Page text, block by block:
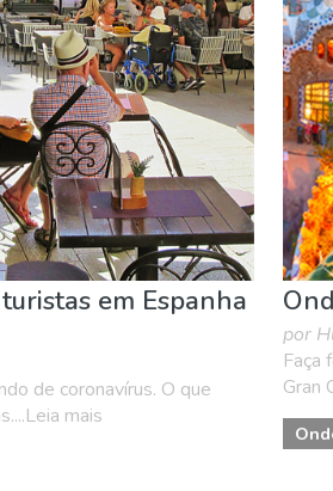
em Espanha
de coronavírus. O que
mais
por
Faça
Gran